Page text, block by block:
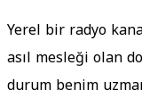
Yerel bir radyo
asıl mesleği olan
durum benim